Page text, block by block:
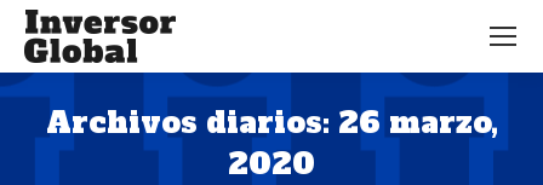
Archivos diarios: 26 marzo,
2020